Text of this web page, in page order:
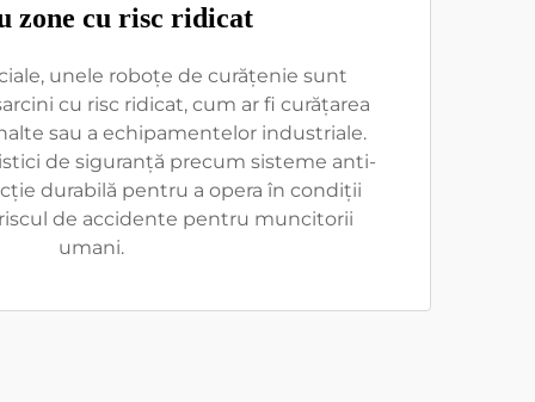
zone cu risc ridicat
unele roboțe de curățenie sunt
cu risc ridicat, cum ar fi curățarea
sau a echipamentelor industriale.
de siguranță precum sisteme anti-
durabilă pentru a opera în condiții
de accidente pentru muncitorii
umani.